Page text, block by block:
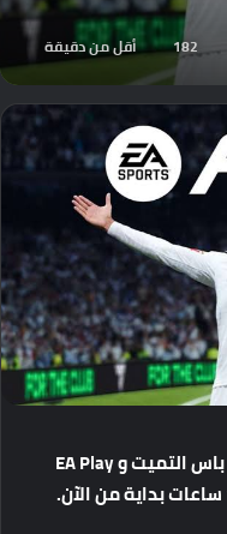
182 أقل من دقيقة
باسالتميتو
ساعاتبدايةمنالآن.